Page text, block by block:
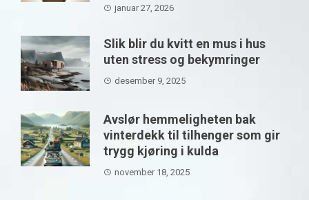
januar 27, 2026
Slik blir du kvitt en mus i hus
uten stress og bekymringer
desember 9, 2025
Avslør hemmeligheten bak
vinterdekk til tilhenger som gir
trygg kjøring i kulda
november 18, 2025